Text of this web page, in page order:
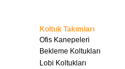
Koltuk Takımları
Ofis Kanepeleri
Bekleme Koltukları
Lobi Koltukları